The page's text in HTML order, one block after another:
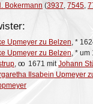
Bokermann (3937, 7545,
Upmeyer zu Belzen *
Upmeyer zu Belzen * um
oo 1671 mitJohann
Ilsabein Upmeyer